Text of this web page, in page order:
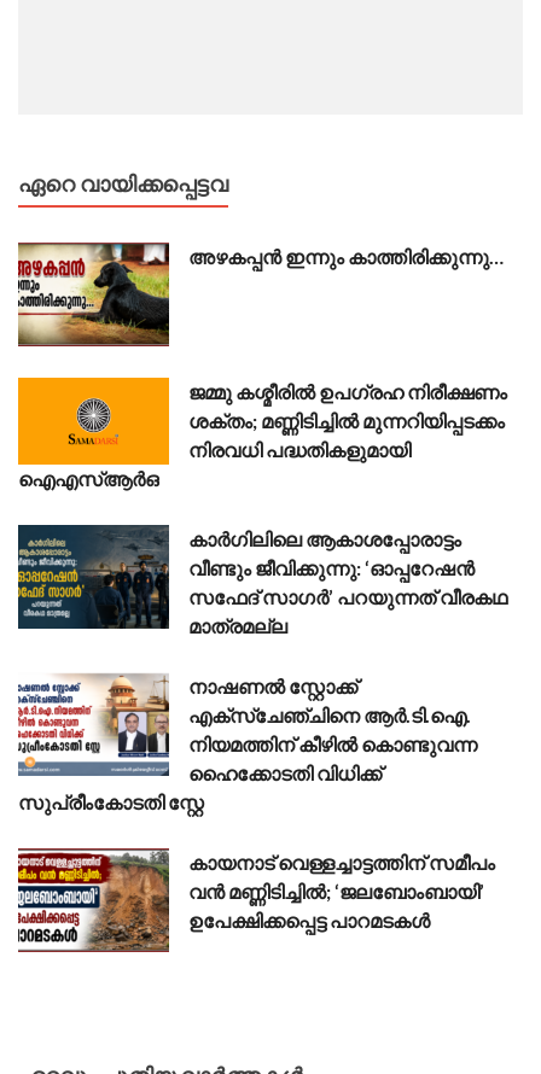
ഏറെ വായിക്കപ്പെട്ടവ
അഴകപ്പൻ ഇന്നും കാത്തിരിക്കുന്നു…
ജമ്മു കശ്മീരിൽ ഉപഗ്രഹ നിരീക്ഷണം
ശക്തം; മണ്ണിടിച്ചിൽ മുന്നറിയിപ്പടക്കം
നിരവധി പദ്ധതികളുമായി
ഐഎസ്ആർഒ
കാർഗിലിലെ ആകാശപ്പോരാട്ടം
വീണ്ടും ജീവിക്കുന്നു: ‘ഓപ്പറേഷൻ
സഫേദ് സാഗർ’ പറയുന്നത് വീരകഥ
മാത്രമല്ല
നാഷണൽ സ്റ്റോക്ക്
എക്സ്ചേഞ്ചിനെ ആർ.ടി.ഐ.
നിയമത്തിന് കീഴിൽ കൊണ്ടുവന്ന
ഹൈക്കോടതി വിധിക്ക്
സുപ്രീംകോടതി സ്റ്റേ
കായനാട് വെള്ളച്ചാട്ടത്തിന് സമീപം
വൻ മണ്ണിടിച്ചിൽ; ‘ജലബോംബായി’
ഉപേക്ഷിക്കപ്പെട്ട പാറമടകൾ